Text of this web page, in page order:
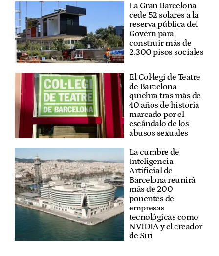
La Gran Barcelona
cede 52 solares a la
reserva pública del
Govern para
construir más de
2.300 pisos sociales
El Col·legi de Teatre
de Barcelona
quiebra tras más de
40 años de historia
marcado por el
escándalo de los
abusos sexuales
La cumbre de
Inteligencia
Artificial de
Barcelona reunirá
más de 200
ponentes de
empresas
tecnológicas como
NVIDIA y el creador
de Siri